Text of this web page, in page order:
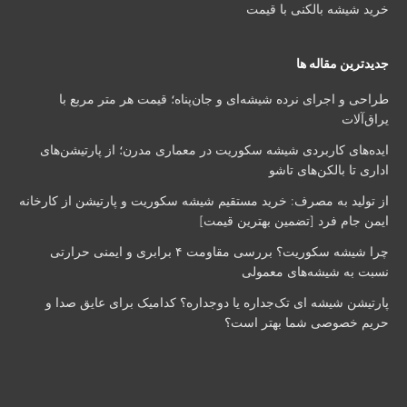
خرید شیشه بالکنی با قیمت
جدیدترین مقاله ها
طراحی و اجرای نرده شیشه‌ای و جان‌پناه؛ قیمت هر متر مربع با
یراق‌آلات
ایده‌های کاربردی شیشه سکوریت در معماری مدرن؛ از پارتیشن‌های
اداری تا بالکن‌های تاشو
از تولید به مصرف: خرید مستقیم شیشه سکوریت و پارتیشن از کارخانه
ایمن جام فرد [تضمین بهترین قیمت]
چرا شیشه سکوریت؟ بررسی مقاومت ۴ برابری و ایمنی حرارتی
نسبت به شیشه‌های معمولی
پارتیشن شیشه‌ ای تک‌جداره یا دوجداره؟ کدامیک برای عایق صدا و
حریم خصوصی شما بهتر است؟